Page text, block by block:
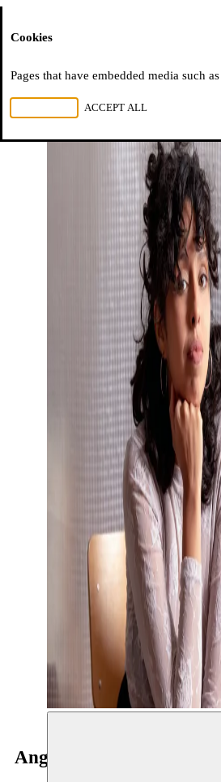
Angyvir Padilla
Cookies
Pages that have embedded media such
ACCEPT ALL